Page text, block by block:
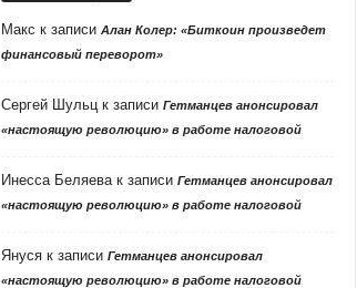
Макс к записи Алан Колер: «Биткоин произведет
финансовый переворот»
Сергей Шульцк записи Гетманцев анонсировал
«настоящую революцию» в работе налоговой
Инесса Беляевак записи Гетманцев анонсировал
«настоящую революцию» в работе налоговой
Янусяк записи Гетманцев анонсировал
«настоящую революцию» в работе налоговой